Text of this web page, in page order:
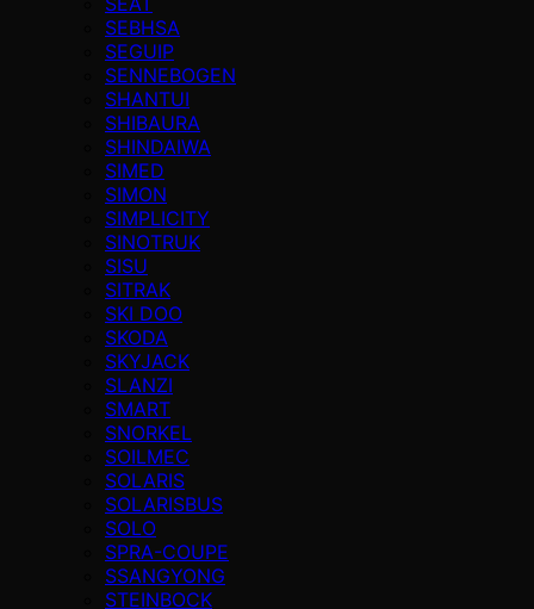
SEBHSA
SEGUIP
SENNEBOGEN
SHANTUI
SHIBAURA
SHINDAIWA
SIMED
SIMON
SIMPLICITY
SINOTRUK
SISU
SITRAK
SKI DOO
SKODA
SKYJACK
SLANZI
SMART
SNORKEL
SOILMEC
SOLARIS
SOLARISBUS
SOLO
SPRA-COUPE
SSANGYONG
STEINBOCK